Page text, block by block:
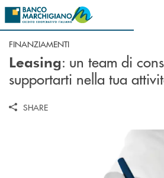
Salta al contenuto principale
FINANZIAMENTI
Leasing: un team di
supportarti nella tua
SHARE